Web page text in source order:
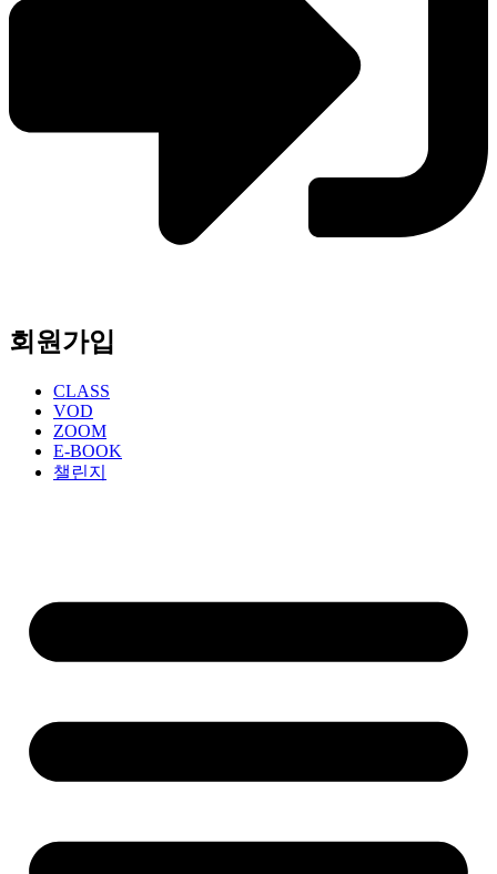
회원가입
CLASS
VOD
ZOOM
E-BOOK
챌린지